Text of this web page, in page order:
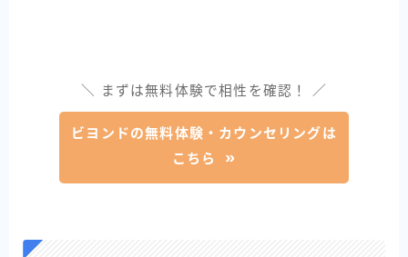
＼ まずは無料体験で相性を確認！ ／
ビヨンドの無料体験・カウンセリングは
こちら